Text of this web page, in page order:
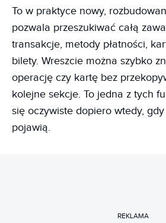
To w praktyce nowy,
pozwala przeszukiwać całą
transakcje, metody płatności,
bilety. Wreszcie można szybko
operację czy kartę bez
kolejne sekcje. To jedna z tych
się oczywiste dopiero wtedy,
pojawią.
REKLAMA